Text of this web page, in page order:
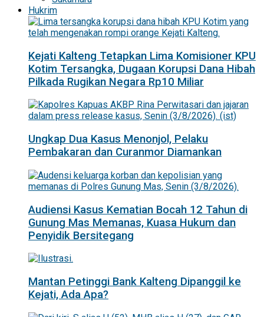
Hukrim
Kejati Kalteng Tetapkan Lima Komisioner KPU
Kotim Tersangka, Dugaan Korupsi Dana Hibah
Pilkada Rugikan Negara Rp10 Miliar
Ungkap Dua Kasus Menonjol, Pelaku
Pembakaran dan Curanmor Diamankan
Audiensi Kasus Kematian Bocah 12 Tahun di
Gunung Mas Memanas, Kuasa Hukum dan
Penyidik Bersitegang
Mantan Petinggi Bank Kalteng Dipanggil ke
Kejati, Ada Apa?